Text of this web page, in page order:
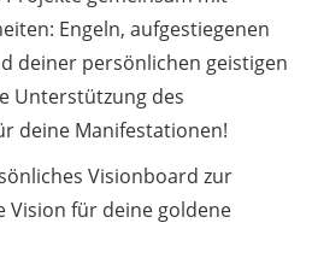
Engeln, aufgestiegenen
deiner persönlichen geistigen
Unterstützung des
deine Manifestationen!
Visionboard zur
Vision für deine goldene